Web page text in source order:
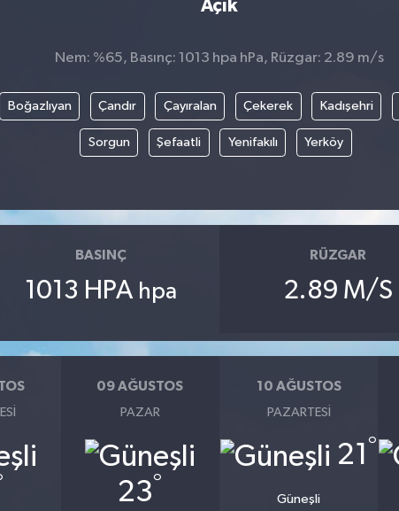
Açık
Nem: %65, Basınç: 1013 hpa hPa, Rüzgar: 2.89 m/s
Boğazlıyan Çandır Çayıralan Çekerek Kadışehri
Sorgun Şefaatli Yenifakılı Yerköy
BASINÇ
1013 HPA hpa
RÜZGAR
2.89 M/S
09 AĞUSTOS
PAZAR
23°
10 AĞUSTOS
PAZARTESI
21 °
Güneşli